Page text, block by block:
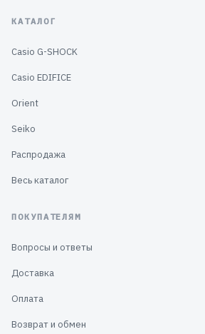
КАТАЛОГ
Casio G-SHOCK
Casio EDIFICE
Orient
Seiko
Распродажа
Весь каталог
ПОКУПАТЕЛЯМ
Вопросы и ответы
Доставка
Оплата
Возврат и обмен